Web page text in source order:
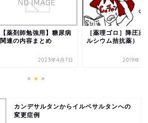
【薬剤師勉強用】糖尿病
関連の内容まとめ
2023年4月7日
［薬理ゴロ］降圧薬
ルシウム拮抗薬）
2019年12
カンデサルタンからイルベサルタンへの
変更症例